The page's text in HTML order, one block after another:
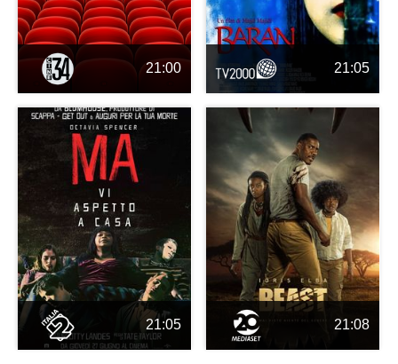
21:00 21:05
21:05 21:08